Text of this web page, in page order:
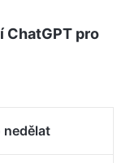
ChatGPT pro
nedělat